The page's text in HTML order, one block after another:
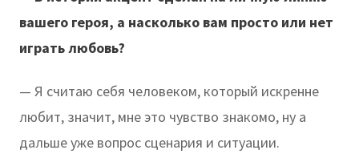
вашего героя, а насколько вам просто или нет
играть любовь?
— Я считаю себя человеком, который искренне
любит, значит, мне это чувство знакомо, ну а
дальше уже вопрос сценария и ситуации.